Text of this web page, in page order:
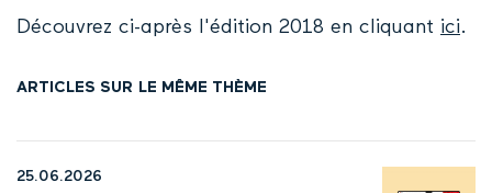
Découvrez ci-après l'édition 2018 en cliquant ici.
ARTICLES SUR LE MÊME THÈME
25.06.2026